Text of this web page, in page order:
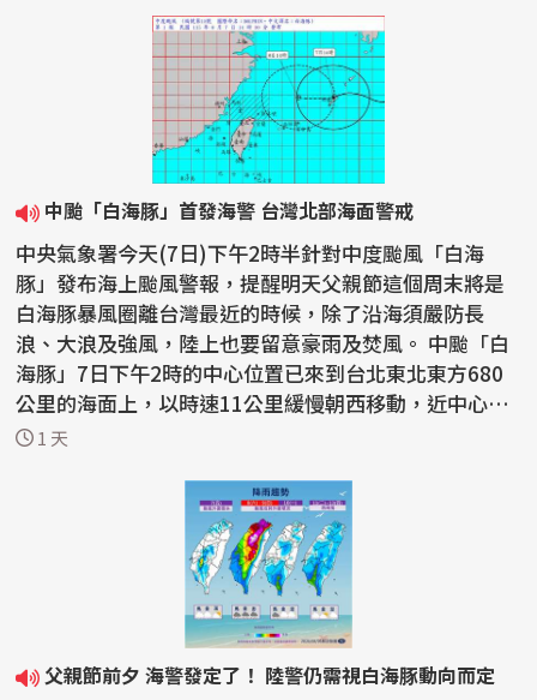
中颱「白海豚」首發海警 台灣北部海面警戒
中央氣象署今天(7日)下午2時半針對中度颱風「白海
豚」發布海上颱風警報，提醒明天父親節這個周末將是
白海豚暴風圈離台灣最近的時候，除了沿海須嚴防長
浪、大浪及強風，陸上也要留意豪雨及焚風。 中颱「白
海豚」7日下午2時的中心位置已來到台北東北東方680
公里的海面上，以時速11公里緩慢朝西移動，近中心最
大風速每秒...
1 天
父親節前夕 海警發定了！ 陸警仍需視白海豚動向而定